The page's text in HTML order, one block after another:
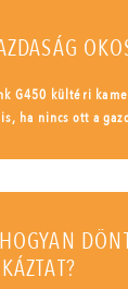
G450 kültéri
ha nincs ott a